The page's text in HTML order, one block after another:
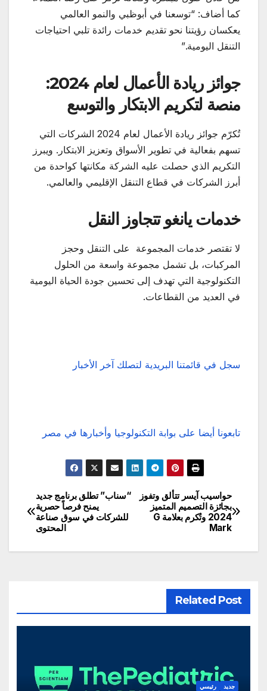
كما أضاف: “توسعنا في أبوظبي والنمو العالمي
يعكسان رؤيتنا نحو تقديم خدمات رائدة تلبي احتياجات
التنقل اليومية.”
جوائز ريادة الأعمال لعام 2024:
منصة لتكريم الابتكار والتوسع
تُكرّم جوائز ريادة الأعمال لعام 2024 الشركات التي
تسهم بفعالية في تطوير الأسواق وتعزيز الابتكار. ويبرز
التكريم الذي حصلت عليه الشركة مكانتها كواحدة من
أبرز الشركات في قطاع التنقل الإقليمي والعالمي.
خدمات يانغو تتجاوز النقل
لا تقتصر خدمات المجموعة على التنقل وحجز
المركبات، بل تشمل مجموعة واسعة من الحلول
التكنولوجية التي تهدف إلى تحسين جودة الحياة اليومية
في العديد من القطاعات.
سجل في قائمتنا البريدية لتصلك آخر الأخبار
تابعونا أيضا على بوابة التكنولوجيا وأخبارها في مصر
تصفّح
المقالات
“سناب” تطلق برنامج جديد
يمنح فرصاً حصرية
للشركات في سوق صناعة
المحتوى
حواسيب آيسر تتألق وتفوز
بجائزة التصميم المتميز
2024 وتُكرم بعلامة G
Mark
Related Post
جديد رئيسي